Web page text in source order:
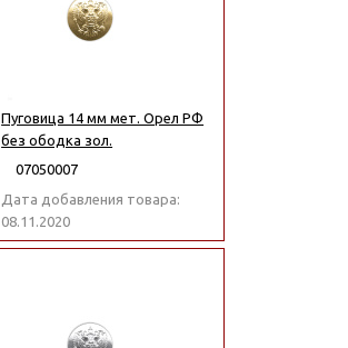
Пуговица 14 мм мет. Орел РФ
без ободка зол.
07050007
Дата добавления товара:
08.11.2020